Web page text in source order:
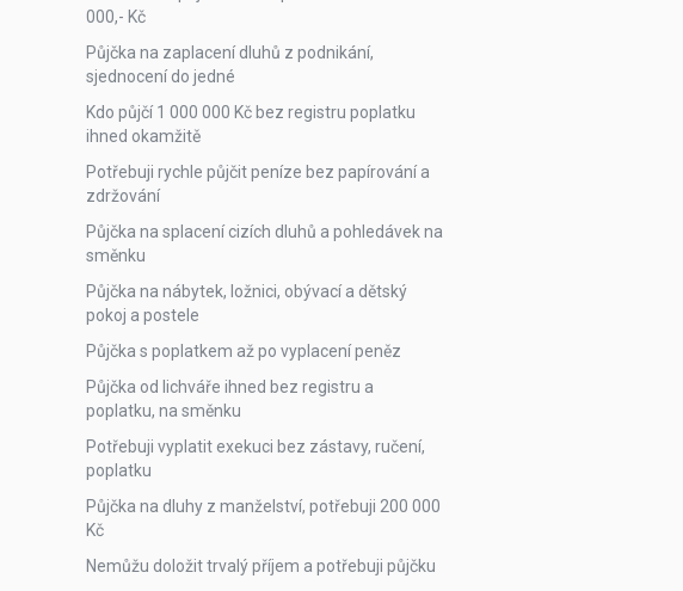
000,- Kč
Půjčka na zaplacení dluhů z podnikání,
sjednocení do jedné
Kdo půjčí 1 000 000 Kč bez registru poplatku
ihned okamžitě
Potřebuji rychle půjčit peníze bez papírování a
zdržování
Půjčka na splacení cizích dluhů a pohledávek na
směnku
Půjčka na nábytek, ložnici, obývací a dětský
pokoj a postele
Půjčka s poplatkem až po vyplacení peněz
Půjčka od lichváře ihned bez registru a
poplatku, na směnku
Potřebuji vyplatit exekuci bez zástavy, ručení,
poplatku
Půjčka na dluhy z manželství, potřebuji 200 000
Kč
Nemůžu doložit trvalý příjem a potřebuji půjčku